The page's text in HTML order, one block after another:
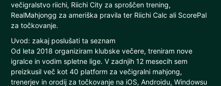
večigralstvo riichi, Riichi City za sproščen trening,
RealMahjongg za ameriška pravila ter Riichi Calc ali ScorePal
za točkovanje.
Uvod: zakaj poslušati ta seznam
Od leta 2018 organiziram klubske večere, treniram nove
igralce in vodim spletne lige. V zadnjih 12 mesecih sem
preizkusil več kot 40 platform za večigralni mahjong,
trenerjev in orodij za točkovanje na iOS, Androidu, Windowsu